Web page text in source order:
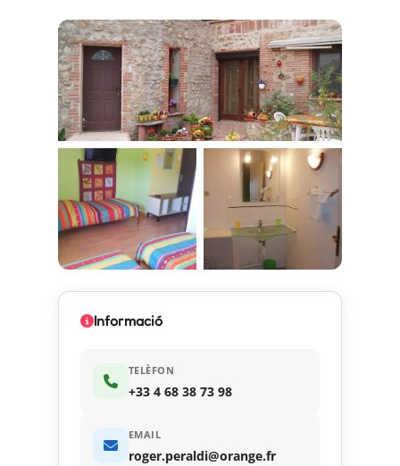
Informació
TELÈFON
+33 4 68 38 73 98
EMAIL
roger.peraldi@orange.fr